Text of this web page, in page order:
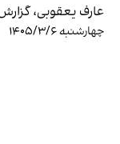
عارف یعقوبی،
چهارشنبه ۱۴۰۵/۳/۶